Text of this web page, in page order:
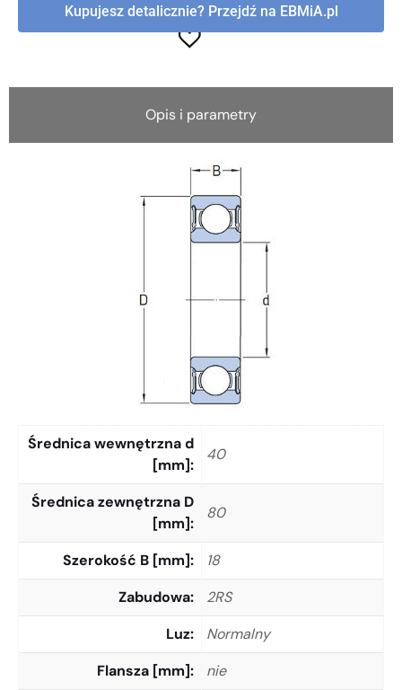
Kupujesz detalicznie? Przejdź na EBMiA.pl
Opis i parametry
Średnica wewnętrzna d
[mm]
40
Średnica zewnętrzna D
[mm]
80
Szerokość B [mm]
18
Zabudowa
2RS
Luz
Normalny
Flansza [mm]
nie